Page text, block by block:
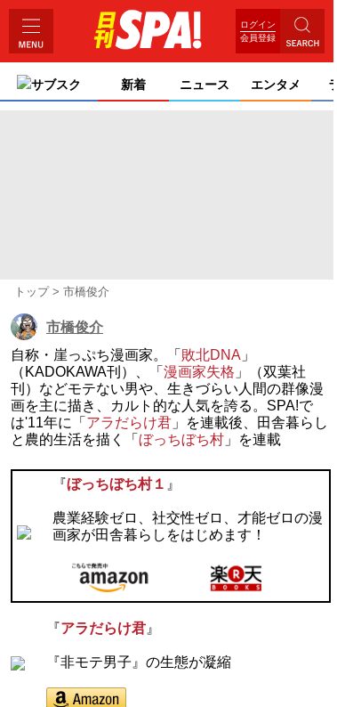
ログイン
会員登録
サブスク 新着 ニュース エンタメ
トップ 市橋俊介
市橋俊介
自称・崖っぷち漫画家。「 敗北DNA 」
（KADOKAWA刊）、「 漫画家失格 」（双葉社
刊）などモテない男や、生きづらい人間の群像漫
画を主に描き、カルト的な人気を誇る。SPA!で
は'11年に「 アラだらけ君 」を連載後、田舎暮らし
と農的生活を描く「 ぼっちぼち村 」を連載
『ぼっちぼち村１ 』
農業経験ゼロ、社交性ゼロ、才能ゼロの漫
画家が田舎暮らしをはじめます！
『アラだらけ君 』
『非モテ男子』の生態が凝縮